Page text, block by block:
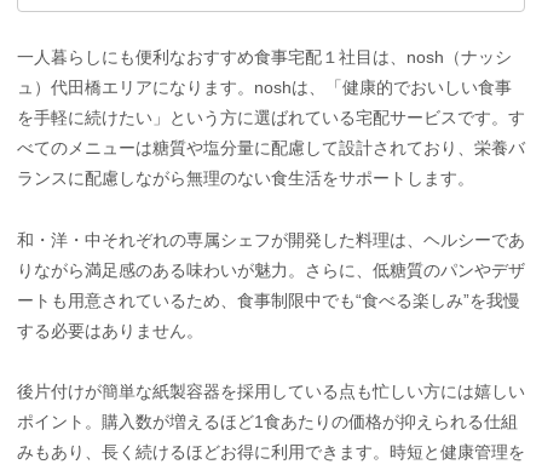
一人暮らしにも便利なおすすめ食事宅配１社目は、nosh（ナッシ
ュ）代田橋エリアになります。noshは、「健康的でおいしい食事
を手軽に続けたい」という方に選ばれている宅配サービスです。す
べてのメニューは糖質や塩分量に配慮して設計されており、栄養バ
ランスに配慮しながら無理のない食生活をサポートします。
和・洋・中それぞれの専属シェフが開発した料理は、ヘルシーであ
りながら満足感のある味わいが魅力。さらに、低糖質のパンやデザ
ートも用意されているため、食事制限中でも“食べる楽しみ”を我慢
する必要はありません。
後片付けが簡単な紙製容器を採用している点も忙しい方には嬉しい
ポイント。購入数が増えるほど1食あたりの価格が抑えられる仕組
みもあり、長く続けるほどお得に利用できます。時短と健康管理を